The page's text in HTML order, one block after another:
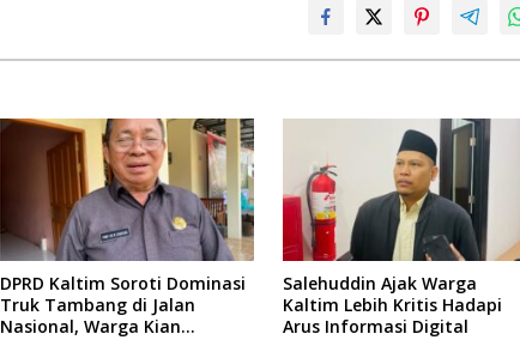
DPRD Kaltim Soroti Dominasi
Truk Tambang di Jalan
Nasional, Warga Kian
Salehuddin Ajak Warga
Kaltim Lebih Kritis Hadapi
Arus Informasi Digital